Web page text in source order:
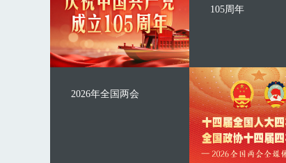
105周年
2026年全国两会